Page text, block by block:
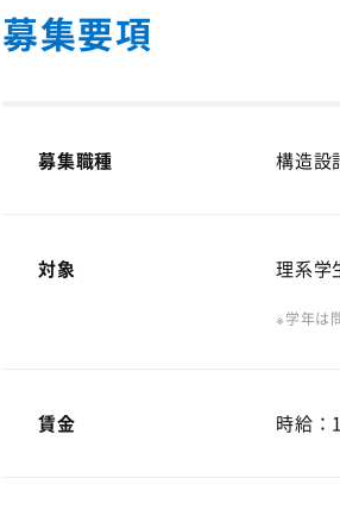
募集要項
募集職種 構造設
対象 理系学
※学年は
賃金 時給：